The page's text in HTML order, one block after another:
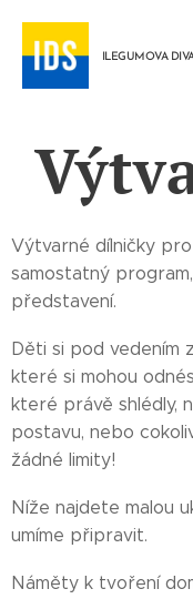
ILEGUMOVA
Výtvarné dílničky
samostatný
představení.
Děti si pod vedením
které si mohou
které právě shlédly,
postavu, nebo
žádné limity!
Níže najdete malou
umíme připravit.
Náměty k tvoření